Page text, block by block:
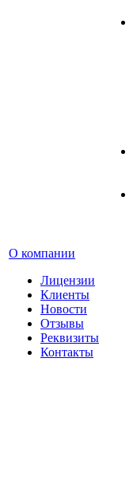
О компании
Лицензии
Клиенты
Новости
Отзывы
Реквизиты
Контакты